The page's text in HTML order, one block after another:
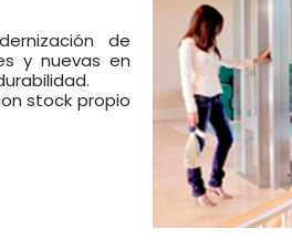
de
y nuevas en
stock propio